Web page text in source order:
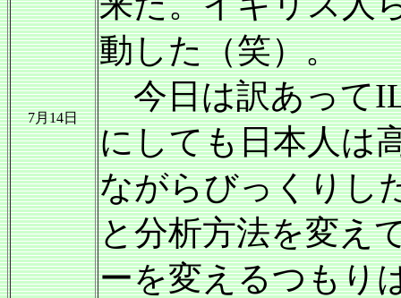
7月14日
動した（笑）。
今日は訳あって
にしても日本人は
ながらびっくりし
と分析方法を変え
ーを変えるつもり